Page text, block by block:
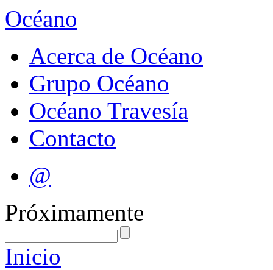
Océano
Acerca de Océano
Grupo Océano
Océano Travesía
Contacto
@
Próximamente
Inicio